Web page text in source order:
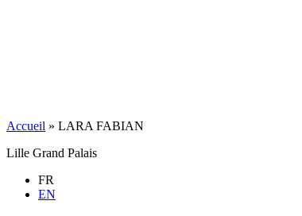
Accueil » LARA FABIAN
Lille Grand Palais
FR
EN